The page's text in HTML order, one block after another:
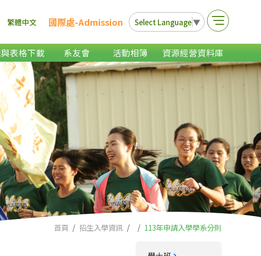
繁體中文 國際處-Admission Select Language▼
表格下載 系友會 活動相簿 資源經營資料庫
首頁 招生入學資訊 113年申請入學學系分則